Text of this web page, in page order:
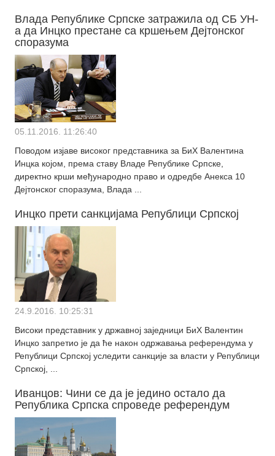
Влада Републикe Српскe затражила од СБ УН-
а да Инцко престане са кршењем Дејтонског
споразума
05.11.2016. 11:26:40
Поводом изјаве високог представника за БиХ Валентина
Инцка којом, према ставу Владе Републике Српске,
директно крши међународно право и одредбе Анекса 10
Дејтонског споразума, Влада ...
Инцко прети санкцијама Републици Српској
24.9.2016. 10:25:31
Високи представник у државној заједници БиХ Валентин
Инцко запретио је да ће након одржавања референдума у
Републици Српској уследити санкције за власти у Републици
Српској, ...
Иванцов: Чини се да је једино остало да
Република Српска спроведе референдум